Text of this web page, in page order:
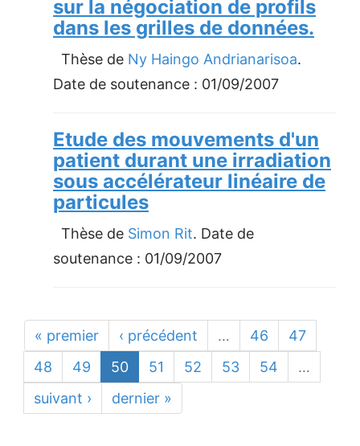
sur la négociation de profils
dans les grilles de données.
Thèse de Ny Haingo Andrianarisoa.
Date de soutenance : 01/09/2007
Etude des mouvements d'un
patient durant une irradiation
sous accélérateur linéaire de
particules
Thèse de Simon Rit. Date de
soutenance : 01/09/2007
« premier ‹ précédent … 46
47
48
49 50 51 52 53 54
…
suivant ›
dernier »